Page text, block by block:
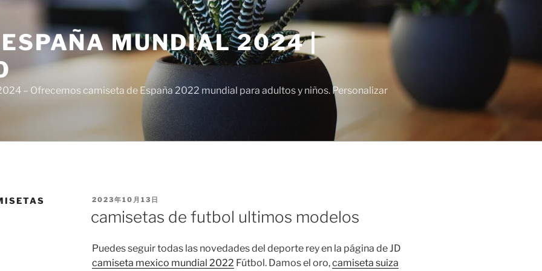
MUNDIAL 2024 |
– Ofrecemos camiseta de España 2022 mundial para adultos y niños. Personalizar
PUBLICADO
2023年10月13日
camisetas de futbol ultimos modelos
Puedes seguir todas las novedades del deporte rey en la página de JD
camiseta mexico mundial 2022 Fútbol. Damos el oro,camiseta suiza